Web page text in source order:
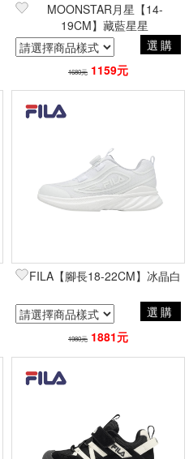
MOONSTAR月星【14-
19CM】藏藍星星
選購
1680元 1159元
FILA【腳長18-22CM】冰晶白
選購
1980元 1881元